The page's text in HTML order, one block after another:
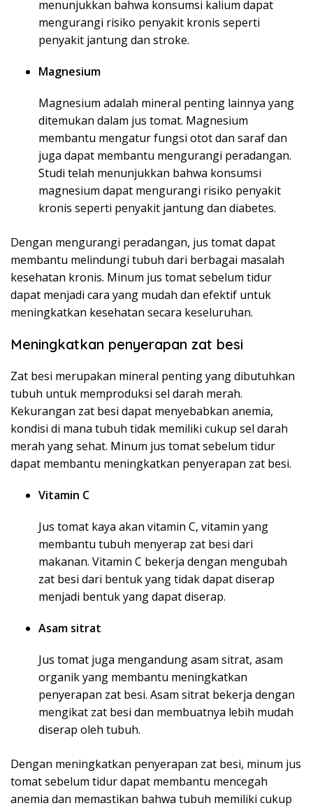
menunjukkan bahwa konsumsi kalium dapat
mengurangi risiko penyakit kronis seperti
penyakit jantung dan stroke.
Magnesium
Magnesium adalah mineral penting lainnya yang
ditemukan dalam jus tomat. Magnesium
membantu mengatur fungsi otot dan saraf dan
juga dapat membantu mengurangi peradangan.
Studi telah menunjukkan bahwa konsumsi
magnesium dapat mengurangi risiko penyakit
kronis seperti penyakit jantung dan diabetes.
Dengan mengurangi peradangan, jus tomat dapat
membantu melindungi tubuh dari berbagai masalah
kesehatan kronis. Minum jus tomat sebelum tidur
dapat menjadi cara yang mudah dan efektif untuk
meningkatkan kesehatan secara keseluruhan.
Meningkatkan penyerapan zat besi
Zat besi merupakan mineral penting yang dibutuhkan
tubuh untuk memproduksi sel darah merah.
Kekurangan zat besi dapat menyebabkan anemia,
kondisi di mana tubuh tidak memiliki cukup sel darah
merah yang sehat. Minum jus tomat sebelum tidur
dapat membantu meningkatkan penyerapan zat besi.
Vitamin C
Jus tomat kaya akan vitamin C, vitamin yang
membantu tubuh menyerap zat besi dari
makanan. Vitamin C bekerja dengan mengubah
zat besi dari bentuk yang tidak dapat diserap
menjadi bentuk yang dapat diserap.
Asam sitrat
Jus tomat juga mengandung asam sitrat, asam
organik yang membantu meningkatkan
penyerapan zat besi. Asam sitrat bekerja dengan
mengikat zat besi dan membuatnya lebih mudah
diserap oleh tubuh.
Dengan meningkatkan penyerapan zat besi, minum jus
tomat sebelum tidur dapat membantu mencegah
anemia dan memastikan bahwa tubuh memiliki cukup